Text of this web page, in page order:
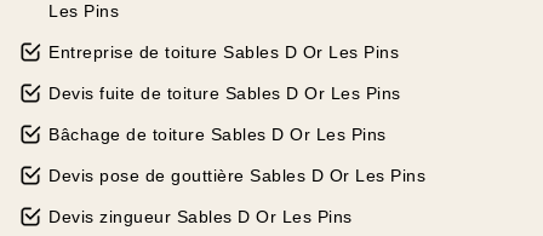
Les Pins
Entreprise de toiture Sables D Or Les Pins
Devis fuite de toiture Sables D Or Les Pins
Bâchage de toiture Sables D Or Les Pins
Devis pose de gouttière Sables D Or Les Pins
Devis zingueur Sables D Or Les Pins